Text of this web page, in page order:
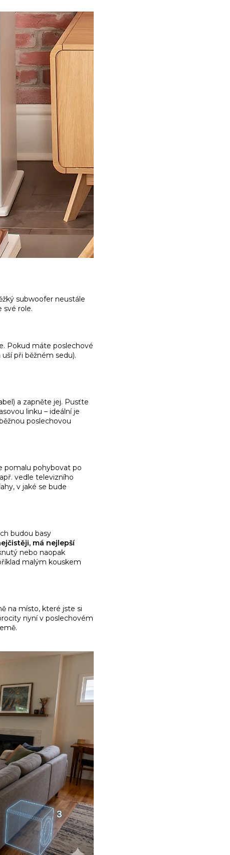
subwoofer neustále
své role.
Pokud máte poslechové
při běžném sedu).
a zapněte jej. Pusťte
linku – ideální je
poslechovou
pomalu pohybovat po
vedle televizního
v jaké se bude
budou basy
má nejlepší
nebo naopak
malým kouskem
na místo, které jste si
nyní v poslechovém